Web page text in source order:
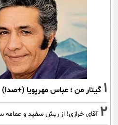
1 گیتار من ؛ عباس مهرپویا (+صدا)
2 آقای خرازی! از ریش سفید و